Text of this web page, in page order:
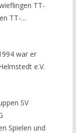
TT-
TT-
war er
Im
war er
e.V.
SV
Spielen und